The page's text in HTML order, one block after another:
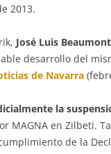
2013.
José Luis Beaumont
desarrollo del
de Navarra
la
MAGNA en Zilbeti.
de la